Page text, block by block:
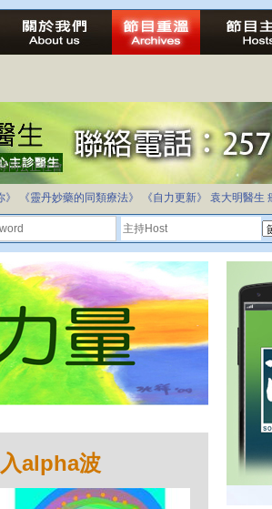
同公正社會
-推動多元化教育，全民學卷制
《靈丹妙藥的同類療法》 《自力更新》 袁大明醫生
alpha波